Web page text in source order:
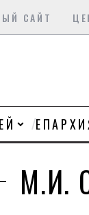
САЙТ
М.И.